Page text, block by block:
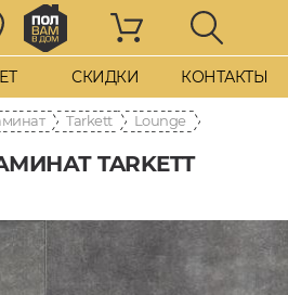
СКИДКИ КОНТАКТЫ
Tarkett Lounge
TARKETT